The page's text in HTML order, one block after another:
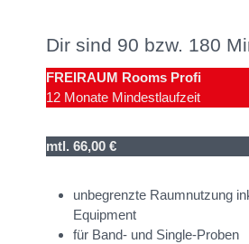
Dir sind 90 bzw. 180
FREIRAUM Rooms Profi
12 Monate Mindestlaufzeit
mtl. 66,00 €
unbegrenzte Raumnutzung
Equipment
für Band- und Single-Proben